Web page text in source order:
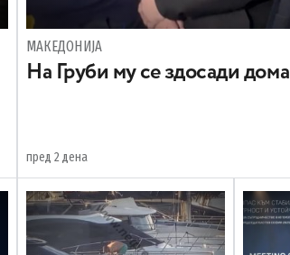
МАКЕДОНИЈА
На Груби му се здосади дома
пред 2 дена